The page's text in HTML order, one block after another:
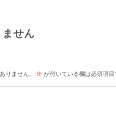
せん
りません。 ※ が付いている欄は必須項目